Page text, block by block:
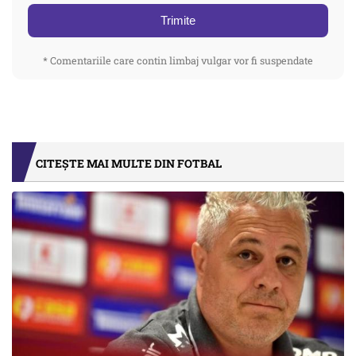
Trimite
* Comentariile care contin limbaj vulgar vor fi suspendate
CITEȘTE MAI MULTE DIN FOTBAL